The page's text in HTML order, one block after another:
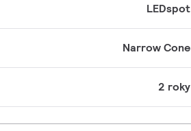
LEDspot
Narrow Cone
2 roky